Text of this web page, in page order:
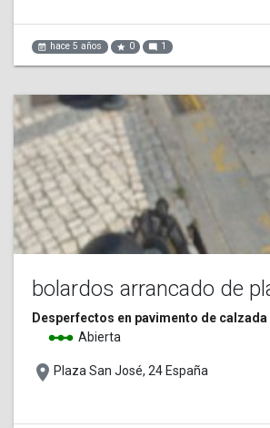
event_note hace 5 años star 0 mode_comment 1
Desperfectos en pavimento de
linear_scale Abierta
place Plaza San José, 24 España